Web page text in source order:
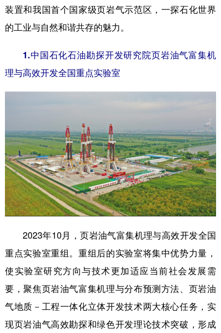
装置和我国首个国家级页岩气示范区，一探石化世界
的工业与自然和谐共存的魅力。
1.中国石化石油勘探开发研究院页岩油气富集机
理与高效开发全国重点实验室
2023年10月，页岩油气富集机理与高效开发全国
重点实验室重组。重组后的实验室将集中优势力量，
使实验室研究方向与技术更加适应当前社会发展需
要，聚焦页岩油气富集机理与分布预测方法、页岩油
气地质－工程一体化立体开发技术两大核心任务，实
现页岩油气高效勘探和绿色开发理论技术突破，形成